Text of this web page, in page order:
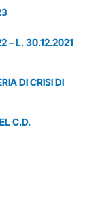
– L. 30.12.2021
DI CRISI DI
C.D.